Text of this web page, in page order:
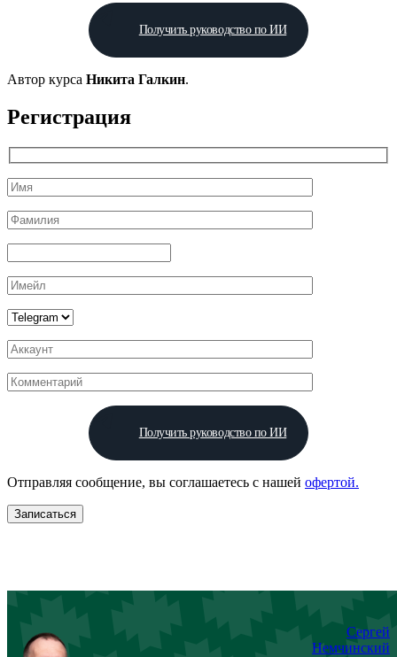
Получить руководство по ИИ
Автор курса Никита Галкин.
Регистрация
Получить руководство по ИИ
Отправляя сообщениe, вы соглашаетесь с нашей офертой.
Сергей
Немчинский